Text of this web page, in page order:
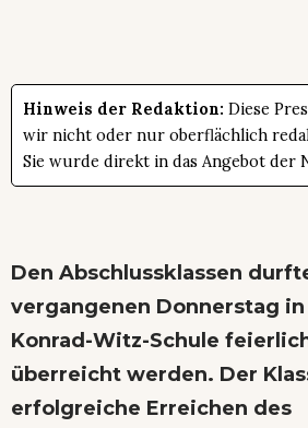
Hinweis der Redaktion: Diese
wir nicht oder nur oberflächlich
Sie wurde direkt in das Angebot der
Den Abschlussklassen
vergangenen Donnerstag
Konrad-Witz-Schule
überreicht werden. Der
erfolgreiche Erreichen des